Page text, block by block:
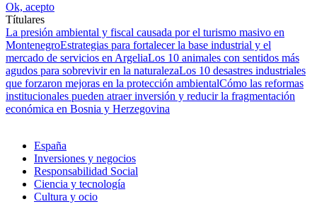
Ok, acepto
Títulares
La presión ambiental y fiscal causada por el turismo masivo en
MontenegroEstrategias para fortalecer la base industrial y el
mercado de servicios en ArgeliaLos 10 animales con sentidos más
agudos para sobrevivir en la naturalezaLos 10 desastres industriales
que forzaron mejoras en la protección ambientalCómo las reformas
institucionales pueden atraer inversión y reducir la fragmentación
económica en Bosnia y Herzegovina
España
Inversiones y negocios
Responsabilidad Social
Ciencia y tecnología
Cultura y ocio